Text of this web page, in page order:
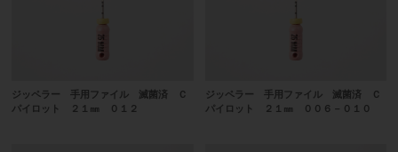
ジッペラー 手用ファイル 滅菌済 Ｃ
パイロット ２１㎜ ０１２
ジッペラー 手用ファイル 滅菌済 Ｃ
パイロット ２１㎜ ００６－０１０